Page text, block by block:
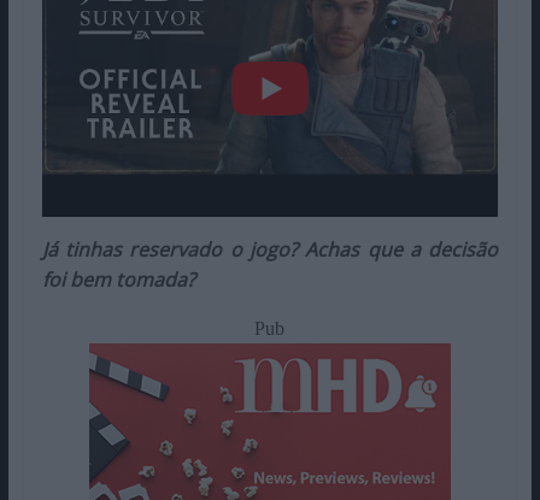
Já tinhas reservado o jogo? Achas que a decisão
foi bem tomada?
Pub